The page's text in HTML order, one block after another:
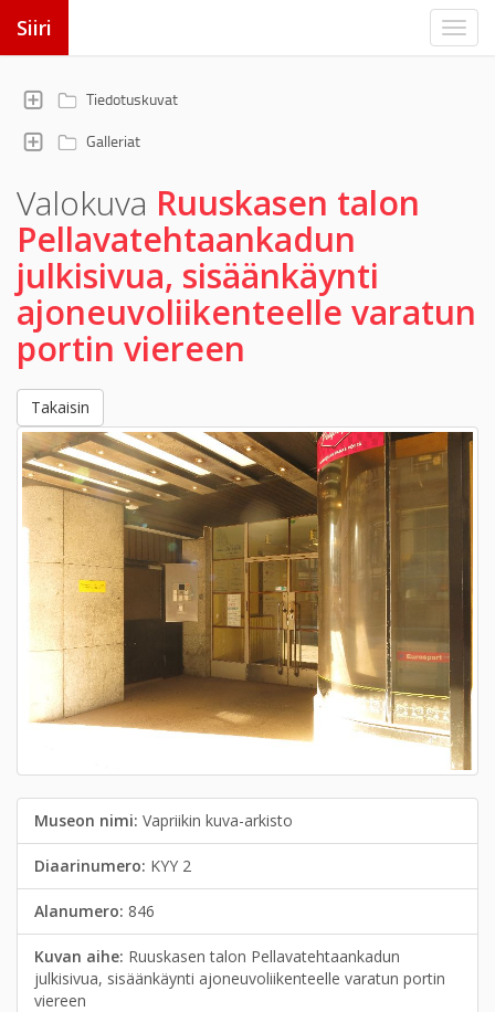
Siiri
Tiedotuskuvat
Galleriat
Valokuva Ruuskasen talon
Pellavatehtaankadun
julkisivua, sisäänkäynti
ajoneuvoliikenteelle varatun
portin viereen
Takaisin
Museon nimi: Vapriikin kuva-arkisto
Diaarinumero: KYY 2
Alanumero: 846
Kuvan aihe: Ruuskasen talon Pellavatehtaankadun
julkisivua, sisäänkäynti ajoneuvoliikenteelle varatun portin
viereen